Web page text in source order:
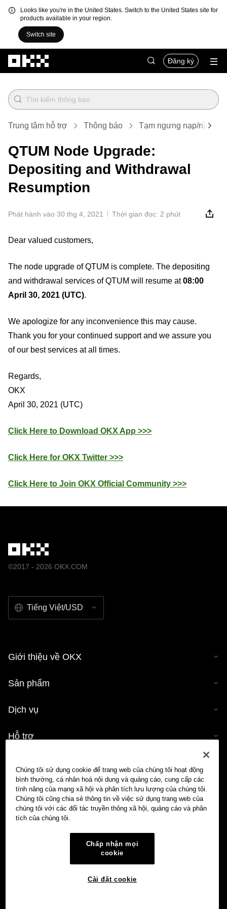
Looks like you're in the United States. Switch to the United States site for
products available in your region.
Switch site
Đăng ký
Trung tâm hỗ trợ Thông báo Tạm ngưng nạp/rút
QTUM Node Upgrade:
Depositing and Withdrawal
Resumption
Phát hành vào 30 thg 4, 2021 Thời gian đọc: 2 phút
Dear valued customers,
The node upgrade of QTUM is complete. The depositing
and withdrawal services of QTUM will resume at08:00
April 30, 2021 (UTC).
We apologize for any inconvenience this may cause.
Thank you for your continued support and we assure you
of our best services at all times.
Regards,
OKX
April 30, 2021 (UTC)
Click Here to Download OKX App >>>
Click Here for OKX Twitter >>>
Click Here to Join OKX Official Community >>>
©2017 - 2026 OKX.COM
Tiếng Việt/USD
Giới thiệu về OKX
Sản phẩm
Dịch vụ
Hỗ trợ
Công cụ tính tiền mã hóa
Giao dịch
Chúng tôi sử dụng cookie để trang web của chúng tôi hoạt động
bình thường, cá nhân hoá nội dung và quảng cáo, cung cấp các
tính năng của mạng xã hội và phân tích lưu lượng của chúng tôi.
Chúng tôi cũng chia sẻ thông tin về việc sử dụng trang web của
chúng tôi với các đối tác truyền thông xã hội, quảng cáo và phân
tích của chúng tôi.
Chấp nhận mọi
cookie
Cài đặt cookie